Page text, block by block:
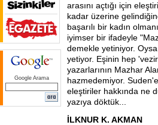
Google Arama
arasını açtığı için
kadar üzerine
başarılı bir kadın
iyimser bir ifadeyle
demekle yetiniyor.
yetiyor. Eşinin hep
yazarlarının Mazhar
hazmedemiyor.
eleştiriler hakkında ne
yazıya döktük...
İLKNUR K. AKMAN